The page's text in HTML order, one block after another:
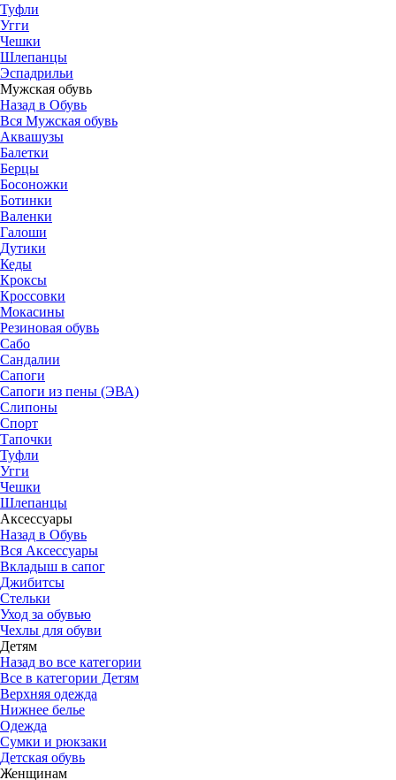
Туфли
Угги
Чешки
Шлепанцы
Эспадрильи
Мужская обувь
Назад в Обувь
Вся Мужская обувь
Аквашузы
Балетки
Берцы
Босоножки
Ботинки
Валенки
Галоши
Дутики
Кеды
Кроксы
Кроссовки
Мокасины
Резиновая обувь
Сабо
Сандалии
Сапоги
Сапоги из пены (ЭВА)
Слипоны
Спорт
Тапочки
Туфли
Угги
Чешки
Шлепанцы
Аксессуары
Назад в Обувь
Вся Аксессуары
Вкладыш в сапог
Джибитсы
Стельки
Уход за обувью
Чехлы для обуви
Детям
Назад во все категории
Все в категории Детям
Верхняя одежда
Нижнее белье
Одежда
Сумки и рюкзаки
Детская обувь
Женщинам